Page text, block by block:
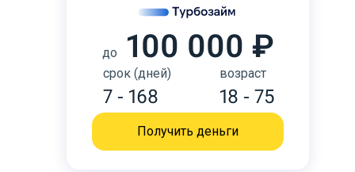
до 100 000 ₽
срок (дней)
7 - 168
возраст
18 - 75
Получить деньги